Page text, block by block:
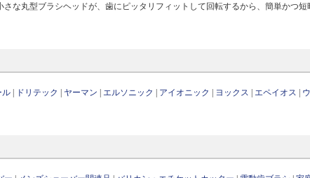
な丸型ブラシヘッドが、歯にピッタリフィットして回転するから、簡単かつ
ル ドリテック ヤーマン エルソニック アイオニック ヨックス エペイオス